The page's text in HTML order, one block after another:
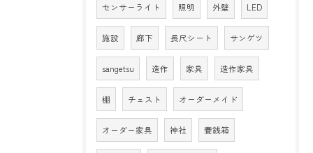
センサーライト 照明 外壁 LED
施設 廊下 長尺シート サンゲツ
sangetsu 造作 家具 造作家具
棚 チェスト オーダーメイド
オーダー家具 神社 賽銭箱